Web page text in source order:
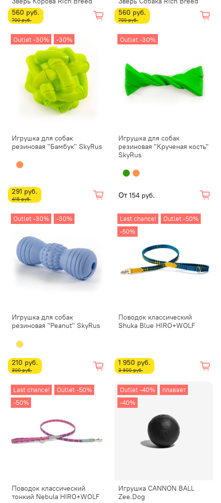
560 руб.
700 руб.
560 руб.
700 руб.
Outlet -30% -30%
Игрушка для собак
резиновая "Бамбук" SkyRus
291 руб.
415 руб.
Outlet -30%
Игрушка для собак
резиновая "Крученая кость"
SkyRus
От 154 руб.
Outlet -30% -30%
Игрушка для собак
резиновая "Peanut" SkyRus
210 руб.
300 руб.
Last chance!
Outlet -50%
-50%
Поводок классический
Shuka Blue HIRO+WOLF
1 950 руб.
3 900 руб.
Last chance!
Outlet -50%
-50%
Поводок классический
тонкий Nebula HIRO+WOLF
Outlet -40%
плавает
-40%
Игрушка CANNON BALL
Zee.Dog